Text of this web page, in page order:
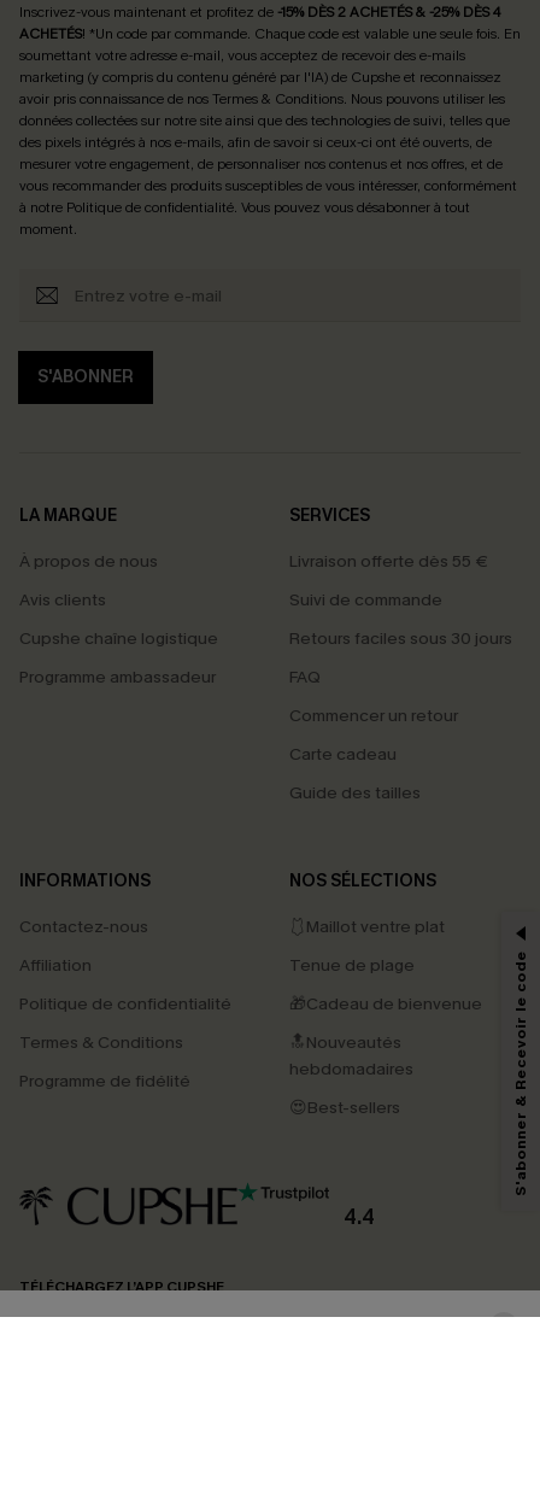
Inscrivez-vous maintenant et profitez de -15% DÈS 2 ACHETÉS & -25% DÈS 4
ACHETÉS! *Un code par commande. Chaque code est valable une seule fois. En
soumettant votre adresse e-mail, vous acceptez de recevoir des e-mails
marketing (y compris du contenu généré par l'IA) de Cupshe et reconnaissez
avoir pris connaissance de nosTermes & Conditions. Nous pouvons utiliser les
données collectées sur notre site ainsi que des technologies de suivi, telles que
des pixels intégrés à nos e-mails, afin de savoir si ceux-ci ont été ouverts, de
mesurer votre engagement, de personnaliser nos contenus et nos offres, et de
vous recommander des produits susceptibles de vous intéresser, conformément
à notre Politique de confidentialité. Vous pouvez vous désabonner à tout
moment.
S'ABONNER
LA MARQUE
À propos de nous
Avis clients
Cupshe chaîne logistique
Programme ambassadeur
SERVICES
Livraison offerte dès 55 €
Suivi de commande
Retours faciles sous 30 jours
FAQ
Commencer un retour
Carte cadeau
Guide des tailles
INFORMATIONS
Contactez-nous
Affiliation
Politique de confidentialité
Termes & Conditions
Programme de fidélité
NOS SÉLECTIONS
🩱Maillot ventre plat
Tenue de plage
🎁Cadeau de bienvenue
🔝Nouveautés
hebdomadaires
😍Best-sellers
4.4
TÉLÉCHARGEZ L’APP CUPSHE
PROFITEZ DE -15%
-15% dès 2 Achetés par E-mail
*Un code par commande, valable une seule fois.
En soumettant votre adresse e-mail, vous acceptez de recevoir des e-mails
marketing (y compris du contenu généré par l'IA) de Cupshe et
reconnaissez avoir pris connaissance de nos
pouvons utiliser les données collectées sur notre site ainsi que des
produits susceptibles de vous intéresser, conformément à notre
Politique de
confidentialité
. Vous pouvez vous désabonner à tout moment.
S'abonner & Recevoir le code